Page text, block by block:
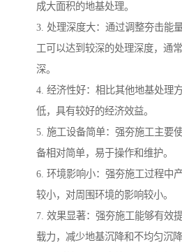
成大面积的地基处理。
3. 处理深度大：通过调整夯击能
工可以达到较深的处理深度，通
深。
4. 经济性好：相比其他地基处理
低，具有较好的经济效益。
5. 施工设备简单：强夯施工主要
备相对简单，易于操作和维护。
6. 环境影响小：强夯施工过程中
较小，对周围环境的影响较小。
7. 效果显著：强夯施工能够有效
载力，减少地基沉降和不均匀沉降